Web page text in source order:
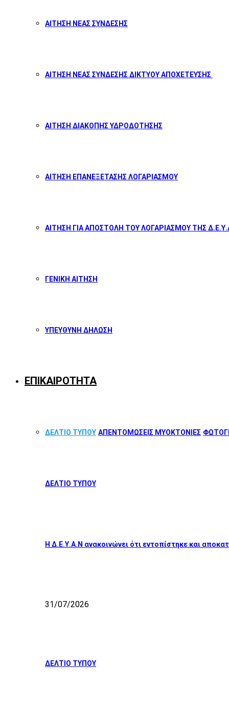
ΑΙΤΗΣΗ ΝΕΑΣ ΣΥΝΔΕΣΗΣ
ΑΙΤΗΣΗ ΝΕΑΣ ΣΥΝΔΕΣΗΣ ΔΙΚΤΥΟΥ ΑΠΟΧΕΤΕΥΣΗΣ
ΑΙΤΗΣΗ ΔΙΑΚΟΠΗΣ ΥΔΡΟΔΟΤΗΣΗΣ
ΑΙΤΗΣΗ ΕΠΑΝΕΞΕΤΑΣΗΣ ΛΟΓΑΡΙΑΣΜΟΥ
ΑΙΤΗΣΗ ΓΙΑ ΑΠΟΣΤΟΛΗ ΤΟΥ ΛΟΓΑΡΙΑΣΜΟΥ ΤΗΣ
ΓΕΝΙΚΗ ΑΙΤΗΣΗ
ΥΠΕΥΘΥΝΗ ΔΗΛΩΣΗ
ΕΠΙΚΑΙΡΟΤΗΤΑ
ΔΕΛΤΙΟ ΤΥΠΟΥ ΑΠΕΝΤΟΜΩΣΕΙΣ ΜΥΟΚΤΟΝΙΕΣ
ΔΕΛΤΙΟ ΤΥΠΟΥ
Η Δ.Ε.Υ.Α.Ν ανακοινώνει ότι εντοπίστηκε και
31/07/2026
ΔΕΛΤΙΟ ΤΥΠΟΥ